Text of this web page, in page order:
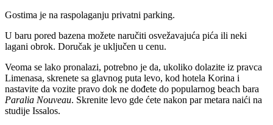
Gostima je na raspolaganju privatni parking.
U baru pored bazena možete naručiti osvežavajuća pića ili neki
lagani obrok. Doručak je uključen u cenu.
Veoma se lako pronalazi, potrebno je da, ukoliko dolazite iz pravca
Limenasa, skrenete sa glavnog puta levo, kod hotela Korina i
nastavite da vozite pravo dok ne dođete do popularnog beach bara
Paralia Nouveau. Skrenite levo gde ćete nakon par metara naići na
studije Issalos.